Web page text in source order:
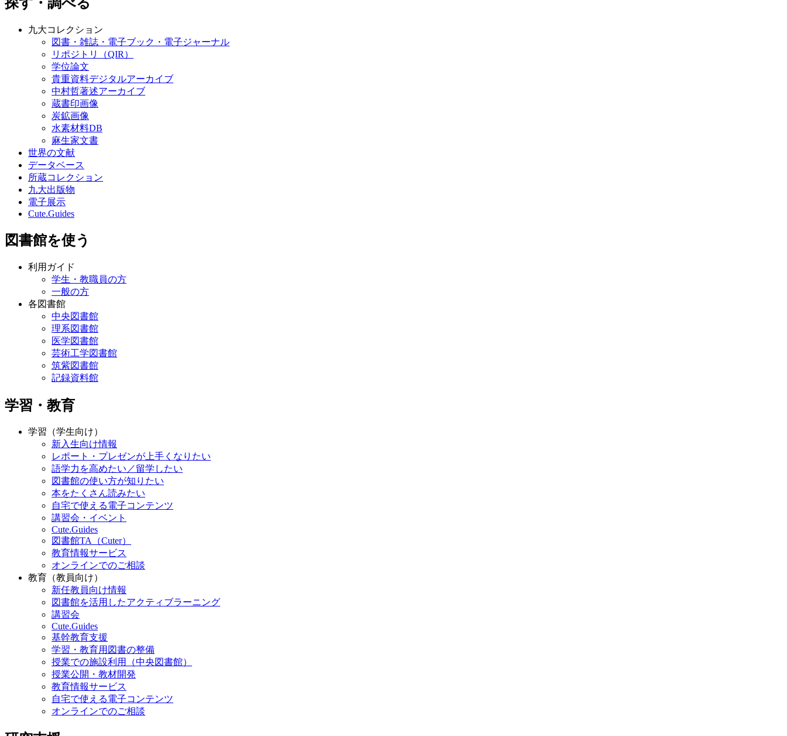
九大コレクション
図書・雑誌・電子ブック・電子ジャーナル
リポジトリ（QIR）
学位論文
貴重資料デジタルアーカイブ
中村哲著述アーカイブ
蔵書印画像
炭鉱画像
水素材料DB
麻生家文書
世界の文献
データベース
所蔵コレクション
九大出版物
電子展示
Cute.Guides
図書館を使う
利用ガイド
学生・教職員の方
一般の方
各図書館
中央図書館
理系図書館
医学図書館
芸術工学図書館
筑紫図書館
記録資料館
学習・教育
学習（学生向け）
新入生向け情報
レポート・プレゼンが上手くなりたい
語学力を高めたい／留学したい
図書館の使い方が知りたい
本をたくさん読みたい
自宅で使える電子コンテンツ
講習会・イベント
Cute.Guides
図書館TA（Cuter）
教育情報サービス
オンラインでのご相談
教育（教員向け）
新任教員向け情報
図書館を活用したアクティブラーニング
講習会
Cute.Guides
基幹教育支援
学習・教育用図書の整備
授業での施設利用（中央図書館）
授業公開・教材開発
教育情報サービス
自宅で使える電子コンテンツ
オンラインでのご相談